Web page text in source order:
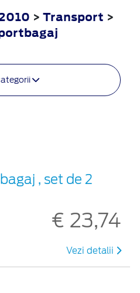
> Transport >
, set de 2
€ 23,74
Vezi detalii